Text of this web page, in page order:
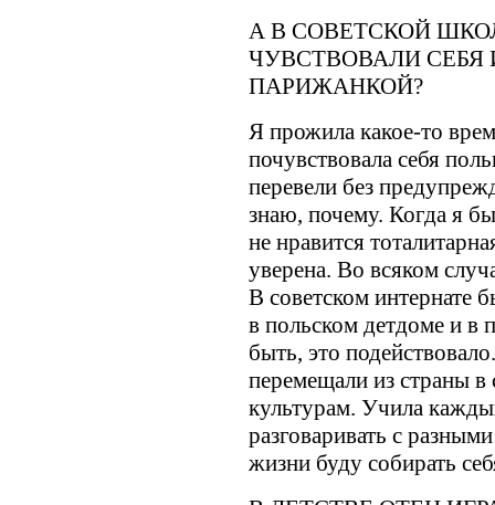
А В СОВЕТСКОЙ
ЧУВСТВОВАЛИ
ПАРИЖАНКОЙ?
Я прожила какое-то
почувствовала себя
перевели без
знаю, почему. Когда я
не нравится
уверена. Во всяком
В советском интернате
в польском детдоме и в
быть, это
перемещали из страны
культурам. Учила
разговаривать с
жизни буду собирать